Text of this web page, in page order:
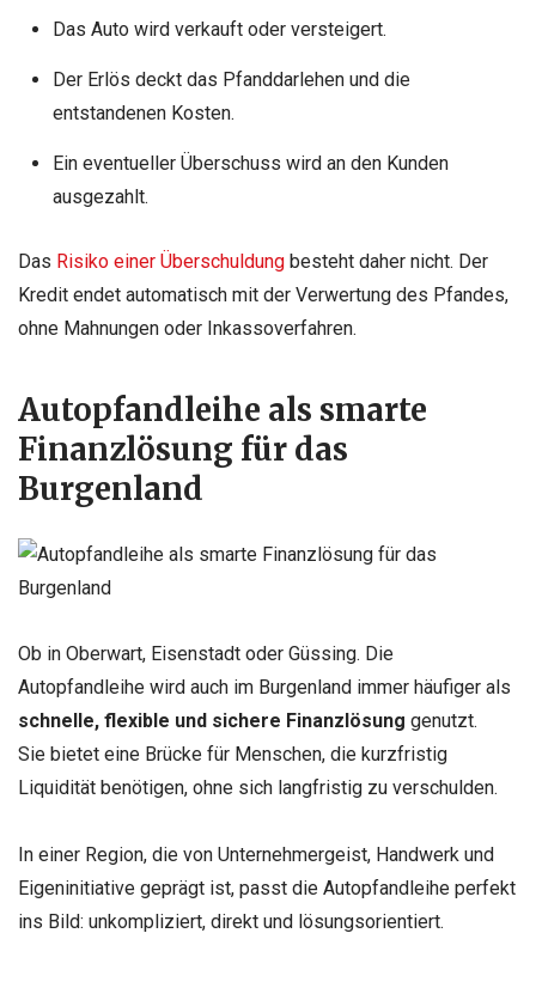
Das Auto wird verkauft oder versteigert.
Der Erlös deckt das Pfanddarlehen und die
entstandenen Kosten.
Ein eventueller Überschuss wird an den Kunden
ausgezahlt.
Das Risiko einer Überschuldung besteht daher nicht. Der
Kredit endet automatisch mit der Verwertung des Pfandes,
ohne Mahnungen oder Inkassoverfahren.
Autopfandleihe als smarte
Finanzlösung für das
Burgenland
Ob in Oberwart, Eisenstadt oder Güssing. Die
Autopfandleihe wird auch im Burgenland immer häufiger als
schnelle, flexible und sichere Finanzlösung genutzt.
Sie bietet eine Brücke für Menschen, die kurzfristig
Liquidität benötigen, ohne sich langfristig zu verschulden.
In einer Region, die von Unternehmergeist, Handwerk und
Eigeninitiative geprägt ist, passt die Autopfandleihe perfekt
ins Bild: unkompliziert, direkt und lösungsorientiert.